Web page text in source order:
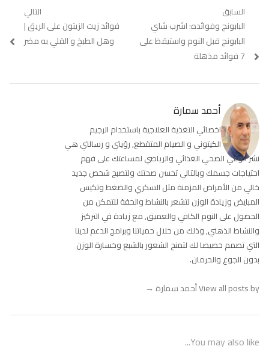
تصفّح
المقالات
السابق
Previous
post:
البابونج وفوائده: اشرب شاي
البابونج قبل النوم واستيقظ على
7 فوائد مذهلة
التالي
Next
post:
فوائد زيت الزيتون على الريق |
وهل الطبخ و القلي به مضر
أحمد سمارة
اخصائي التغذية العلاجية باستخدام الرجيم
الكيتوني و الصيام المتقطع, رؤيتي و رسالتي هي
نشر الوعي الصحي الغذائي والرياضي لمساعتك على فهم
احتياجات جسمك وبالتالي تحسن صحتك ولتصبح شخص جديد
خالي من الأمراض المزمنة مثل السكري والضغط وتكيس
المبايض وزيادة الوزن لتشعر بالنشاط والخفة للتمكن من
الحصول على النوم الكافي والعميق, مع زيادة في التركيز
والنشاط الذهني, وذلك من خلال حمياتنا وبرامج الدعم لدينا
التي تصمم خصيصا لك لتمنح الشعور بالشبع وخسارة الوزن
بدون الجوع والحرمان.
View all posts by أحمد سمارة →
You may also like...